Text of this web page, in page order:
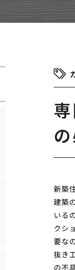
新築
建築
いる
クシ
要な
抜き
の不